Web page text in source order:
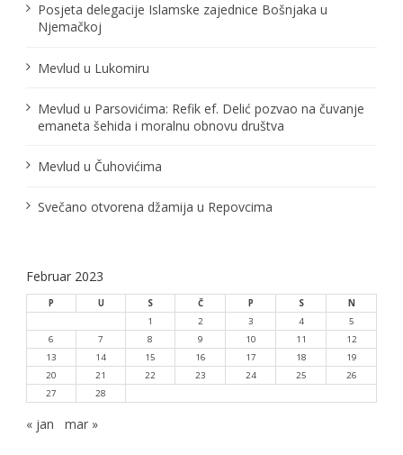
a
a
k
Posjeta delegacije Islamske zajednice Bošnjaka u
Njemačkoj
Mevlud u Lukomiru
Mevlud u Parsovićima: Refik ef. Delić pozvao na čuvanje
emaneta šehida i moralnu obnovu društva
Mevlud u Čuhovićima
Svečano otvorena džamija u Repovcima
Februar 2023
P U S Č P S
N
1
2 3 4
5
6
7 8 9 10 11
12
13
14 15 16 17 18
19
20
21 22 23 24 25
26
27
28
« jan mar »